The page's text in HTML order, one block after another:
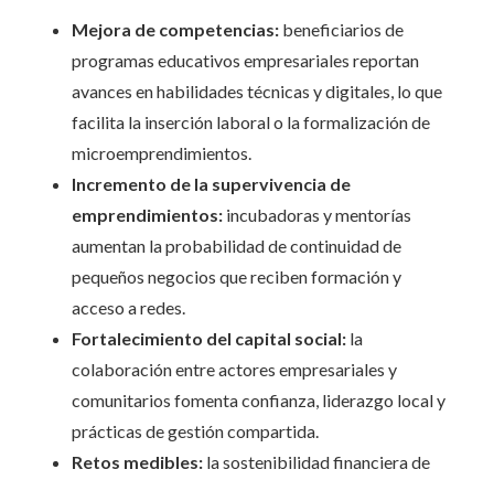
Mejora de competencias: beneficiarios de
programas educativos empresariales reportan
avances en habilidades técnicas y digitales, lo que
facilita la inserción laboral o la formalización de
microemprendimientos.
Incremento de la supervivencia de
emprendimientos: incubadoras y mentorías
aumentan la probabilidad de continuidad de
pequeños negocios que reciben formación y
acceso a redes.
Fortalecimiento del capital social: la
colaboración entre actores empresariales y
comunitarios fomenta confianza, liderazgo local y
prácticas de gestión compartida.
Retos medibles: la sostenibilidad financiera de